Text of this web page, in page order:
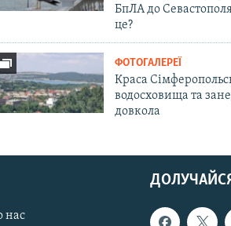
БпЛА до
це?
ФОТОГАЛЕРЕЇ
Краса
водосховища та
довкола
нас